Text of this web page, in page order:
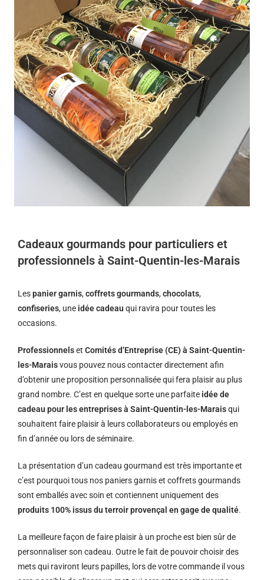
Cadeaux gourmands pour particuliers et
professionnels à Saint-Quentin-les-Marais
Lespanier garnis,coffrets gourmands,chocolats,
confiseries, une idée cadeau qui ravira pour toutes les
occasions.
Professionnelset Comités d’Entreprise (CE) à Saint-Quentin-
les-Maraisvous pouvez nous contacter directement afin
d’obtenir une proposition personnalisée qui fera plaisir au plus
grand nombre. C’est en quelque sorte une parfaite idée de
cadeau pour les entreprises à Saint-Quentin-les-Maraisqui
souhaitent faire plaisir à leurs collaborateurs ou employés en
fin d’année ou lors de séminaire.
La présentation d’un cadeau gourmand est très importante et
c’est pourquoi tous nos paniers garnis et coffrets gourmands
sont emballés avec soin et contiennent uniquement des
produits 100% issus du terroir provençal en gage de qualité.
La meilleure façon de faire plaisir à un proche est bien sûr de
personnaliser son cadeau. Outre le fait de pouvoir choisir des
mets qui raviront leurs papilles, lors de votre commande il vous